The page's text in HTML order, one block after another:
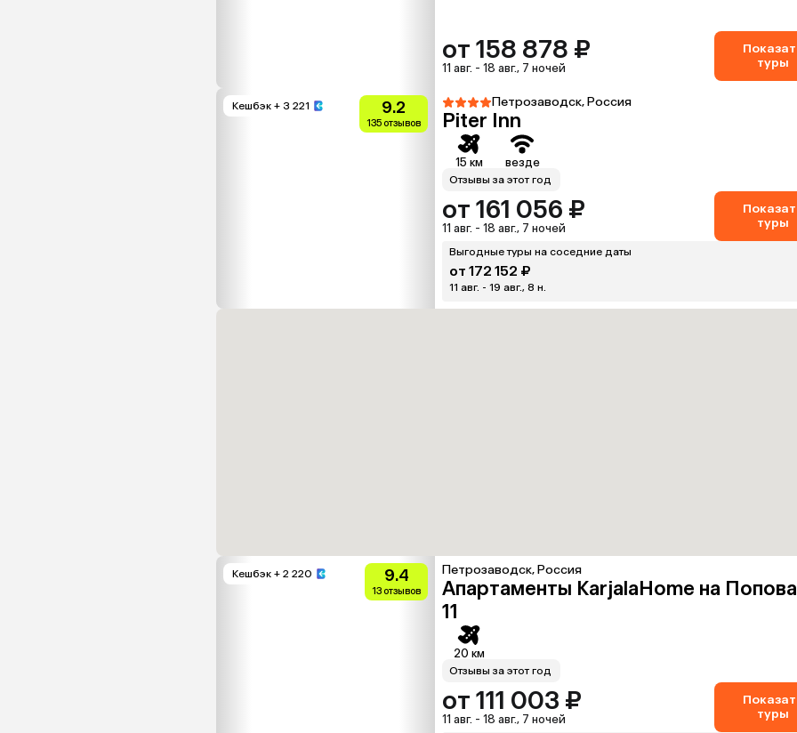
от 158 878 ₽
11 авг. - 18 авг., 7 ночей
туры
Кешбэк + 3 221 9.2
135 отзывов
Петрозаводск, Россия
Piter Inn
15 км везде
Отзывы за этот год
от 161 056 ₽
11 авг. - 18 авг., 7 ночей
туры
Выгодные туры на соседние даты
от 172 152 ₽
11 авг. - 19 авг., 8 н.
Кешбэк + 2 220 9.4
13 отзывов
Петрозаводск, Россия
Апартаменты KarjalaHome на Попова
11
20 км
Отзывы за этот год
от 111 003 ₽
11 авг. - 18 авг., 7 ночей
туры